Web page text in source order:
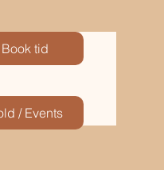
Book tid
/ Events